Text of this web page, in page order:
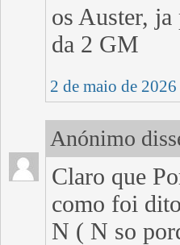
os Auster, ja
da 2 GM
2 de maio de
Anónimo
Claro que
como foi
N ( N so